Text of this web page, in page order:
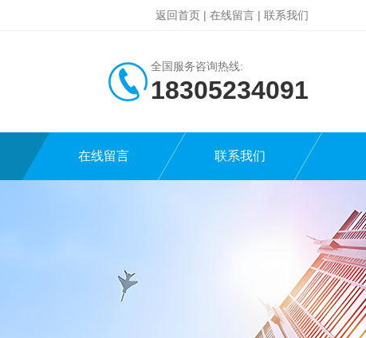
返回首页 | 在线留言 | 联系我们
全国服务咨询热线:
18305234091
在线留言 联系我们